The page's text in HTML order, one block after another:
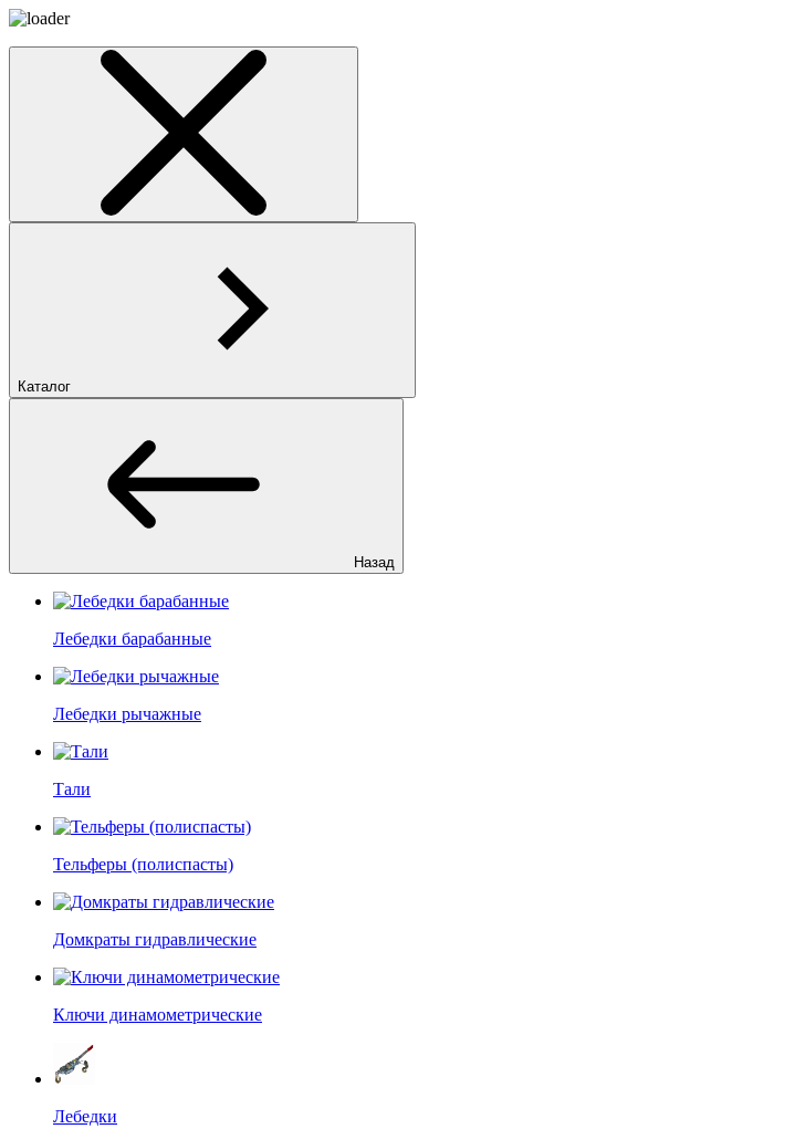
Каталог
Назад
Лебедки барабанные
Лебедки рычажные
Тали
Тельферы (полиспасты)
Домкраты гидравлические
Ключи динамометрические
Лебедки